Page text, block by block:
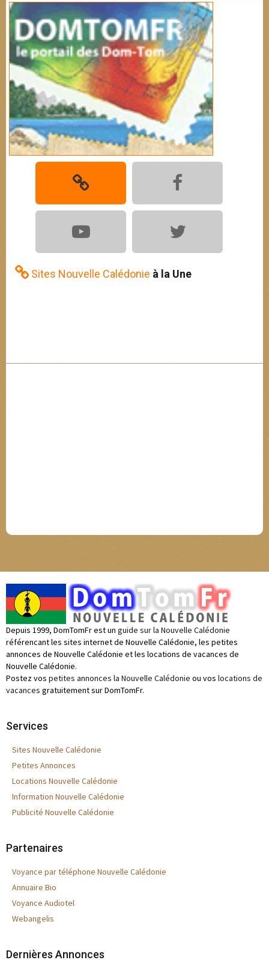
Sites Nouvelle Calédonie à la Une
Depuis 1999, DomTomFr est un guide sur la Nouvelle Calédonie
référencant les sites internet de Nouvelle Calédonie, les petites
annonces de Nouvelle Calédonie et les locations de vacances de
Nouvelle Calédonie.
Postez vos petites annonces la Nouvelle Calédonie ou vos locations de
vacances gratuitement sur DomTomFr.
Services
Sites Nouvelle Calédonie
Petites Annonces
Locations Nouvelle Calédonie
Information Nouvelle Calédonie
Publicité Nouvelle Calédonie
Partenaires
Voyance par téléphone Nouvelle Calédonie
Annuaire Bio
Voyance Audiotel
Webangelis
Dernières Annonces